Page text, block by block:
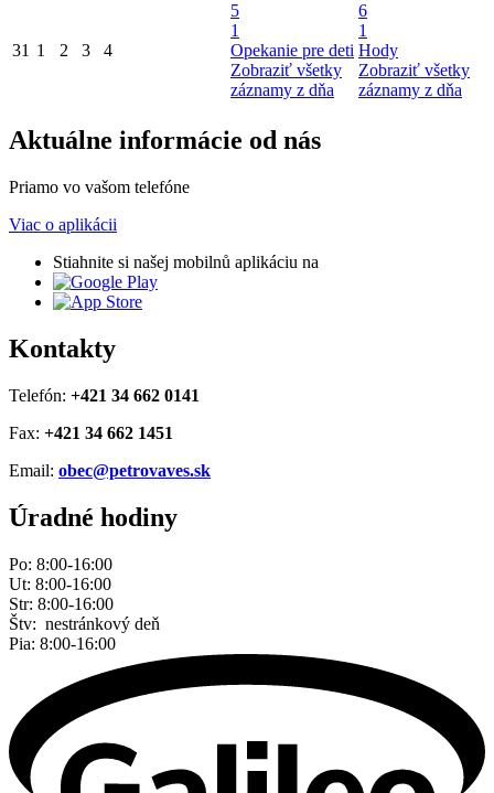
31 1 2 3 4
5
1
Opekanie pre deti
Zobraziť všetky
záznamy z dňa
6
1
Hody
Zobraziť všetky
záznamy z dňa
Aktuálne informácie od nás
Priamo vo vašom telefóne
Viac o aplikácii
Stiahnite si našej mobilnů aplikáciu na
Kontakty
Telefón: +421 34 662 0141
Fax: +421 34 662 1451
Email: obec@petrovaves.sk
Úradné hodiny
Po: 8:00-16:00
Ut: 8:00-16:00
Str: 8:00-16:00
Štv: nestránkový deň
Pia: 8:00-16:00